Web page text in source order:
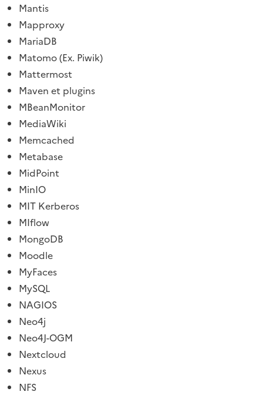
Mantis
Mapproxy
MariaDB
Matomo (Ex. Piwik)
Mattermost
Maven et plugins
MBeanMonitor
MediaWiki
Memcached
Metabase
MidPoint
MinIO
MIT Kerberos
MIflow
MongoDB
Moodle
MyFaces
MySQL
NAGIOS
Neo4j
Neo4J-OGM
Nextcloud
Nexus
NFS